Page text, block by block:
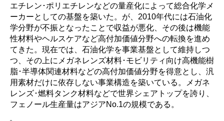
エチレン･ポリエチレンなどの量産化によって総合化学メ
ーカーとしての基盤を築いた。が、2010年代には石油化
学分野が不振となったことで収益が悪化、その後は機能
性材料やヘルスケアなど高付加価値分野への転換を進め
てきた。現在では、石油化学を事業基盤として維持しつ
つ、その上にメガネレンズ材料･モビリティ向け高機能樹
脂･半導体関連材料などの高付加価値分野を得意とし、汎
用素材だけに依存しない事業構造を築いている。メガネ
レンズ･燃料タンク材料などで世界シェアトップを誇り、
フェノール生産量はアジアNo.1の規模である。